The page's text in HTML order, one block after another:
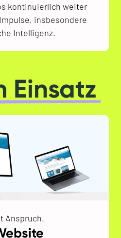
kontinuierlich weiter
insbesondere
Intelligenz.
Einsatz
Anspruch.